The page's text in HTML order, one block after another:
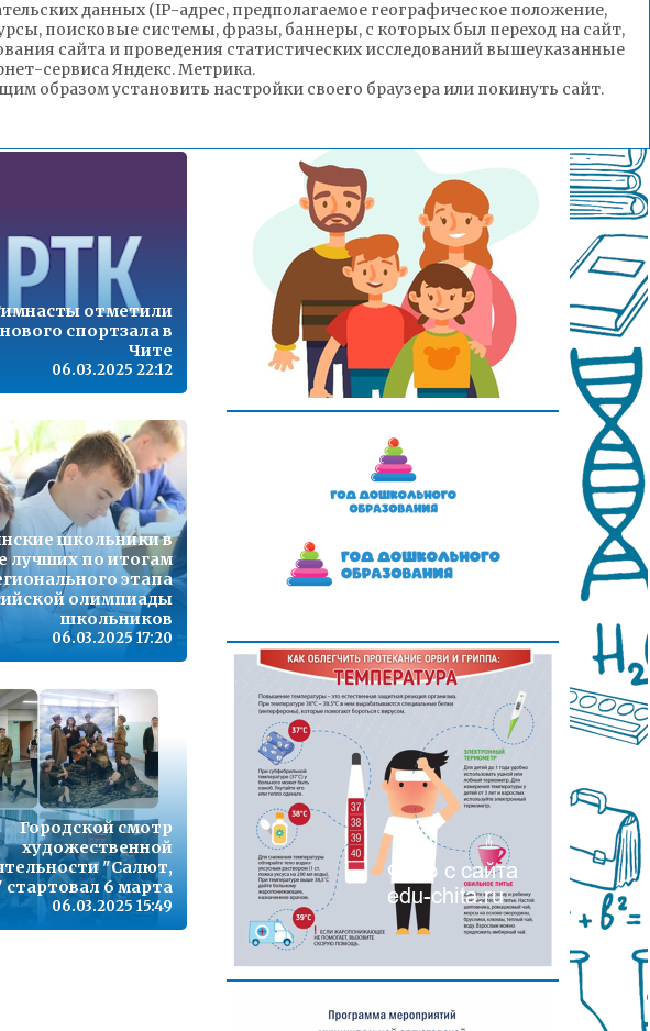
регионального
Всероссийской
школьников по
литературе
06.03.2025 22:14
отметили
спортзала в
Чите
06.03.2025 22:12
школьники в
лучших по итогам
этапа
олимпиады
школьников
06.03.2025 17:20
Городской смотр
художественной
"Салют,
стартовал 6 марта
06.03.2025 15:49
данных (IP-адрес, предполагаемое географическое положение,
поисковые системы, фразы, баннеры, с которых был переход на сайт,
сайта и проведения статистических исследований вышеуказанные
сервиса Яндекс. Метрика.
образом установить настройки своего браузера или покинуть сайт.